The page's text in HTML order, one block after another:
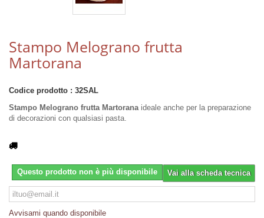
Stampo Melograno frutta
Martorana
Codice prodotto : 32SAL
Stampo Melograno frutta Martoranaideale anche per la preparazione
di decorazioni con qualsiasi pasta.
Vai alla scheda tecnica
Questo prodotto non è più disponibile
Avvisami quando disponibile